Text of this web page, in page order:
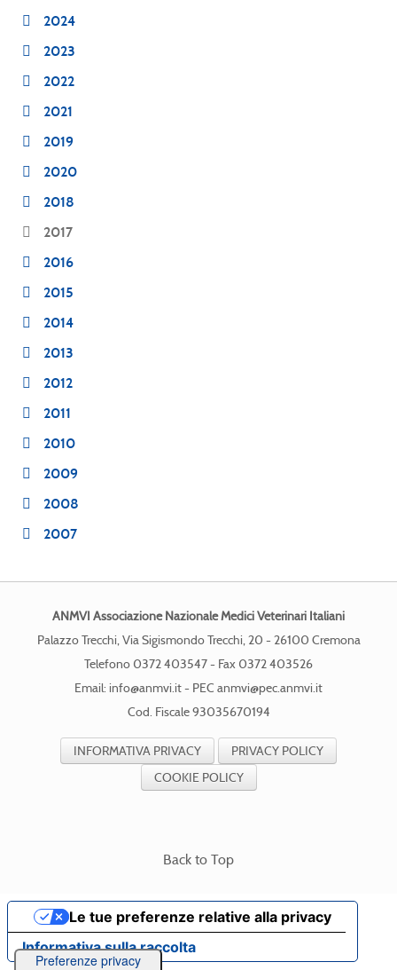
2024
2023
2022
2021
2019
2020
2018
2017
2016
2015
2014
2013
2012
2011
2010
2009
2008
2007
ANMVI Associazione Nazionale Medici Veterinari Italiani
Palazzo Trecchi, Via Sigismondo Trecchi, 20 - 26100 Cremona
Telefono 0372 403547 - Fax 0372 403526
Email: info@anmvi.it- PEC anmvi@pec.anmvi.it
Cod. Fiscale 93035670194
INFORMATIVA PRIVACY
PRIVACY POLICY
COOKIE POLICY
Back to Top
Informativa sulla raccolta
Le tue preferenze relative alla privacy